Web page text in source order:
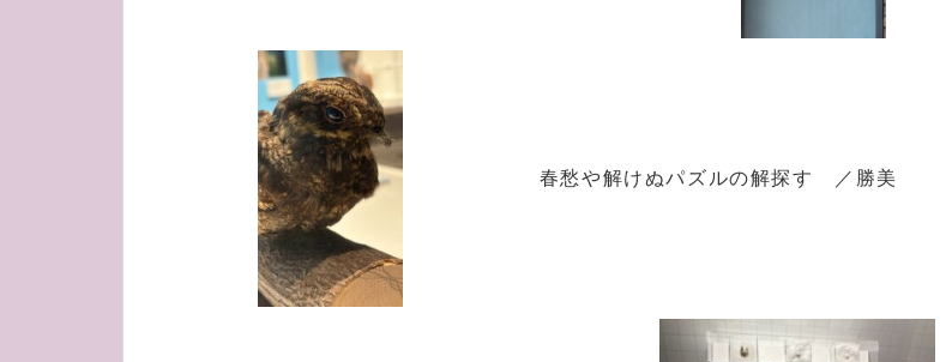
春愁や解けぬパズルの解探す ／勝美